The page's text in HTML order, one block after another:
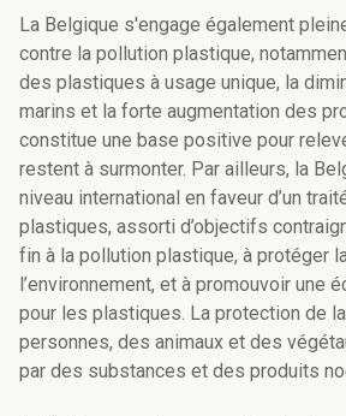
La Belgique s'engage également
contre la pollution plastique,
des plastiques à usage unique, la
marins et la forte augmentation des
constitue une base positive pour
restent à surmonter. Par ailleurs, la
niveau international en faveur d’un
plastiques, assorti d’objectifs
fin à la pollution plastique, à protéger
l’environnement, et à promouvoir une
pour les plastiques. La protection de
personnes, des animaux et des
par des substances et des produits